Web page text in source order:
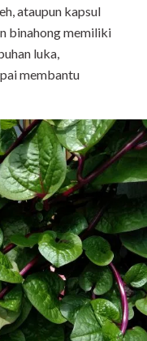
ataupun kapsul
binahong memiliki
luka,
membantu